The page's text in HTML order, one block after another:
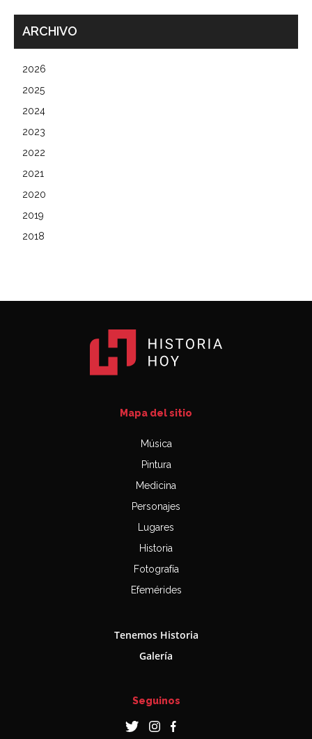
ARCHIVO
2026
2025
2024
2023
2022
2021
2020
2019
2018
Mapa del sitio
Música
Pintura
Medicina
Personajes
Lugares
Historia
Fotografía
Efemérides
Tenemos Historia
Galería
Seguinos